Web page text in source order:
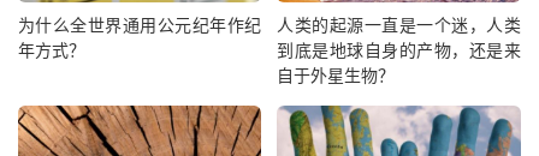
为什么全世界通用公元纪年作纪
年方式？
人类的起源一直是一个迷，人类
到底是地球自身的产物，还是来
自于外星生物？